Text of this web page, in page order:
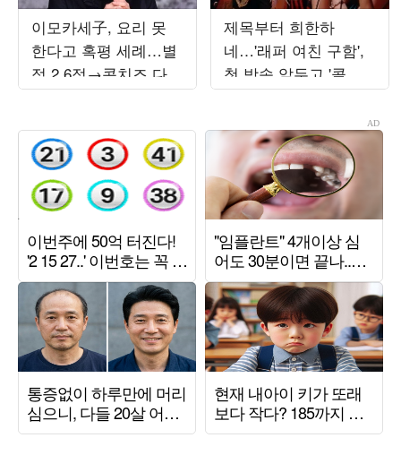
이모카세子, 요리 못
한다고 혹평 세례…별
점 2.6점→콘치즈 다
굳어 "버려라"('스레
제목부터 희한하
네…'래퍼 여친 구함',
첫 방송 앞두고 '콜아
웃 ♥데이트' 현장 공개